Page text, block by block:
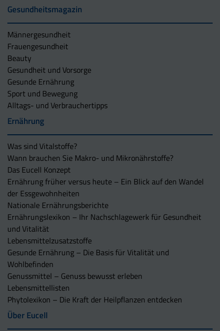
Gesundheitsmagazin
Männergesundheit
Frauengesundheit
Beauty
Gesundheit und Vorsorge
Gesunde Ernährung
Sport und Bewegung
Alltags- und Verbrauchertipps
Ernährung
Was sind Vitalstoffe?
Wann brauchen Sie Makro- und Mikronährstoffe?
Das Eucell Konzept
Ernährung früher versus heute – Ein Blick auf den Wandel
der Essgewohnheiten
Nationale Ernährungsberichte
Ernährungslexikon – Ihr Nachschlagewerk für Gesundheit
und Vitalität
Lebensmittelzusatzstoffe
Gesunde Ernährung – Die Basis für Vitalität und
Wohlbefinden
Genussmittel – Genuss bewusst erleben
Lebensmittellisten
Phytolexikon – Die Kraft der Heilpflanzen entdecken
Über Eucell